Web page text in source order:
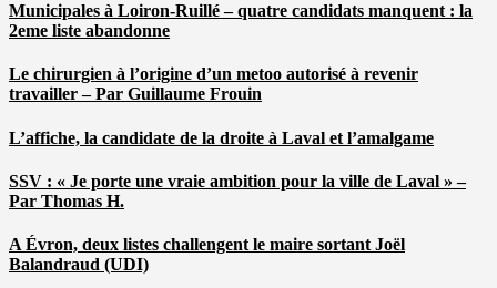
Municipales à Loiron-Ruillé – quatre candidats manquent : la
2eme liste abandonne
Le chirurgien à l’origine d’un metoo autorisé à revenir
travailler – Par Guillaume Frouin
L’affiche, la candidate de la droite à Laval et l’amalgame
SSV : « Je porte une vraie ambition pour la ville de Laval » –
Par Thomas H.
A Évron, deux listes challengent le maire sortant Joël
Balandraud (UDI)